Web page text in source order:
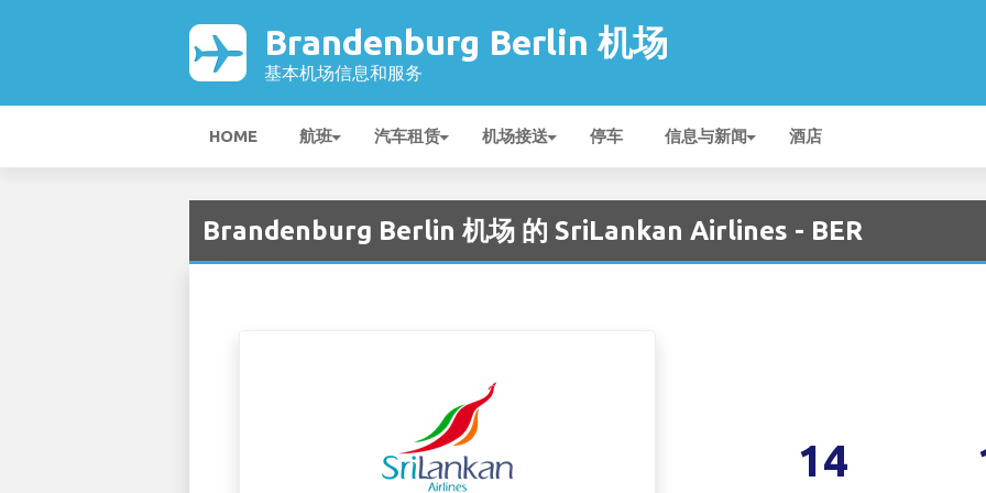
Brandenburg Berlin 机场
基本机场信息和服务
HOME 航班 汽车租赁 机场接送 停车 信息与新闻 酒店
Brandenburg Berlin 机场 的 SriLankan Airlines - BER
14